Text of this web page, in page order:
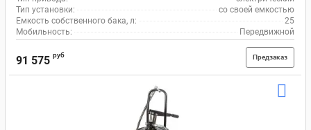
Тип установки:
со своей емкостью
Емкость собственного бака, л:
25
Мобильность:
Передвижной
91 575 руб Предзаказ